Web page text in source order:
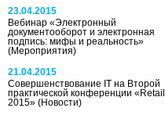
23.04.2015
Вебинар «Электронный
документооборот и электронная
подпись: мифы и реальность»
(Мероприятия)
21.04.2015
Совершенствование IT на Второй
практической конференции «Retail
2015» (Новости)